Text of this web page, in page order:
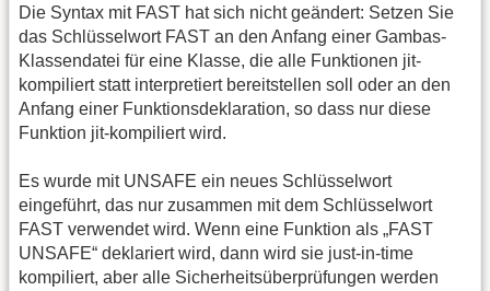
Die Syntax mit FAST hat sich nicht geändert: Setzen Sie
das Schlüsselwort FAST an den Anfang einer Gambas-
Klassendatei für eine Klasse, die alle Funktionen jit-
kompiliert statt interpretiert bereitstellen soll oder an den
Anfang einer Funktionsdeklaration, so dass nur diese
Funktion jit-kompiliert wird.
Es wurde mit UNSAFE ein neues Schlüsselwort
eingeführt, das nur zusammen mit dem Schlüsselwort
FAST verwendet wird. Wenn eine Funktion als „FAST
UNSAFE“ deklariert wird, dann wird sie just-in-time
kompiliert, aber alle Sicherheitsüberprüfungen werden